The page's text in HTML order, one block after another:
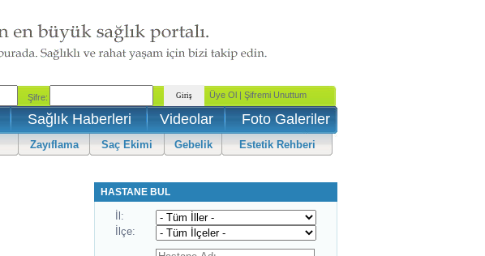
Sağlık Haberleri Videolar Foto Galeriler
Zayıflama Saç Ekimi Gebelik Estetik Rehberi
HASTANE BUL
İl:
İlçe: